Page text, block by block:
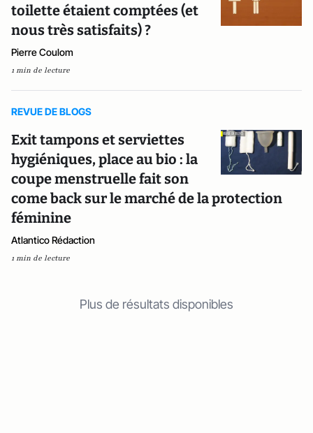
toilette étaient comptées (et
nous très satisfaits) ?
Pierre Coulom
1 min de lecture
REVUE DE BLOGS
Exit tampons et serviettes
hygiéniques, place au bio : la
coupe menstruelle fait son
come back sur le marché de la protection
féminine
Atlantico Rédaction
1 min de lecture
Plus de résultats disponibles